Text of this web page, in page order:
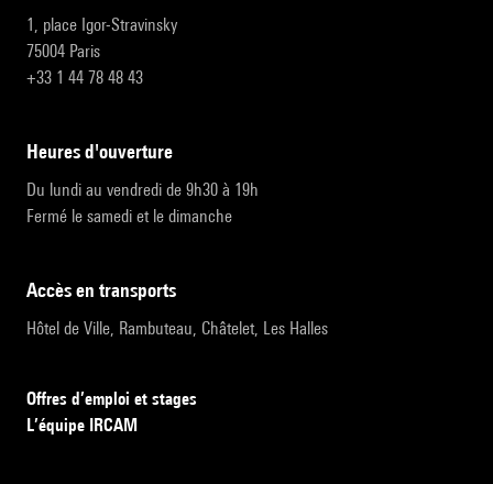
1, place Igor-Stravinsky
75004 Paris
+33 1 44 78 48 43
heures d'ouverture
Du lundi au vendredi de 9h30 à 19h
Fermé le samedi et le dimanche
accès en transports
Hôtel de Ville, Rambuteau, Châtelet, Les Halles
Offres d’emploi et stages
L’équipe IRCAM